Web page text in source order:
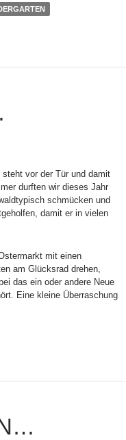
vor der Tür und damit
durften wir dieses Jahr
schmücken und
damit er in vielen
mit einen
am Glücksrad drehen,
das ein oder andere Neue
Eine kleine Überraschung